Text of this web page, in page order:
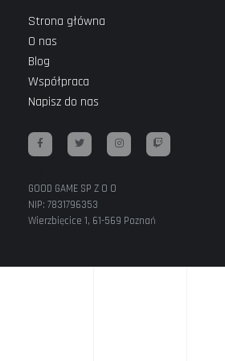
Strona główna
O nas
Blog
Współpraca
Napisz do nas
GOOD GAME SP Z O O
NIP: 7831796353
Wierzbięcice 1, 61-569 Poznań